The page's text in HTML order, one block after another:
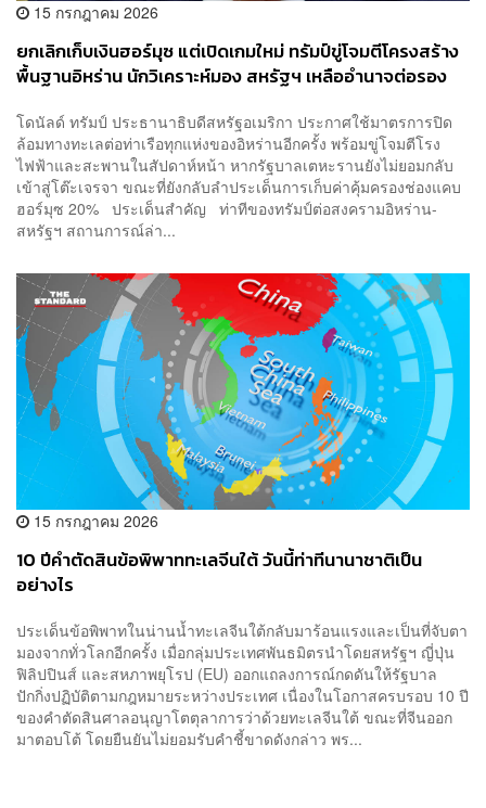
15 กรกฎาคม 2026
ยกเลิกเก็บเงินฮอร์มุซ แต่เปิดเกมใหม่ ทรัมป์ขู่โจมตีโครงสร้าง
พื้นฐานอิหร่าน นักวิเคราะห์มอง สหรัฐฯ เหลืออำนาจต่อรอง
โดนัลด์ ทรัมป์ ประธานาธิบดีสหรัฐอเมริกา ประกาศใช้มาตรการปิด
ล้อมทางทะเลต่อท่าเรือทุกแห่งของอิหร่านอีกครั้ง พร้อมขู่โจมตีโรง
ไฟฟ้าและสะพานในสัปดาห์หน้า หากรัฐบาลเตหะรานยังไม่ยอมกลับ
เข้าสู่โต๊ะเจรจา ขณะที่ยังกลับลำประเด็นการเก็บค่าคุ้มครองช่องแคบ
ฮอร์มุซ 20% ประเด็นสำคัญ ท่าทีของทรัมป์ต่อสงครามอิหร่าน-
สหรัฐฯ สถานการณ์ล่า...
15 กรกฎาคม 2026
10 ปีคำตัดสินข้อพิพาททะเลจีนใต้ วันนี้ท่าทีนานาชาติเป็น
อย่างไร
ประเด็นข้อพิพาทในน่านน้ำทะเลจีนใต้กลับมาร้อนแรงและเป็นที่จับตา
มองจากทั่วโลกอีกครั้ง เมื่อกลุ่มประเทศพันธมิตรนำโดยสหรัฐฯ ญี่ปุ่น
ฟิลิปปินส์ และสหภาพยุโรป (EU) ออกแถลงการณ์กดดันให้รัฐบาล
ปักกิ่งปฏิบัติตามกฎหมายระหว่างประเทศ เนื่องในโอกาสครบรอบ 10 ปี
ของคำตัดสินศาลอนุญาโตตุลาการว่าด้วยทะเลจีนใต้ ขณะที่จีนออก
มาตอบโต้ โดยยืนยันไม่ยอมรับคำชี้ขาดดังกล่าว พร...